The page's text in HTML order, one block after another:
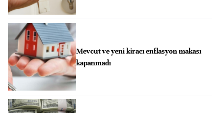
Mevcut ve yeni kiracı enflasyon makası
kapanmadı